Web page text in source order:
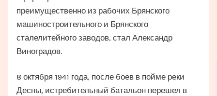
преимущественно из рабочих Брянского
машиностроительного и Брянского
сталелитейного заводов, стал Александр
Виноградов.
8 октября 1941 года, после боев в пойме реки
Десны, истребительный батальон перешел в